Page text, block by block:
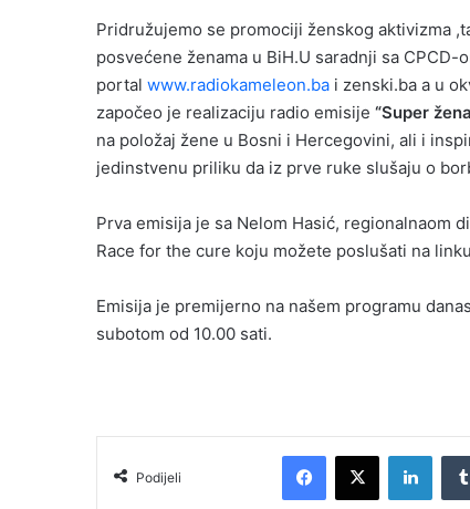
Pridružujemo se promociji ženskog aktivizma
posvećene ženama u BiH.U saradnji sa CPCD-
portal www.radiokameleon.ba i zenski.ba a u
započeo je realizaciju radio emisije “Super
na položaj žene u Bosni i Hercegovini, ali i
jedinstvenu priliku da iz prve ruke slušaju o
Prva emisija je sa Nelom Hasić, regionalnaom
Race for the cure koju možete poslušati na
Emisija je premijerno na našem programu
subotom od 10.00 sati.
Podijeli
Facebook
X